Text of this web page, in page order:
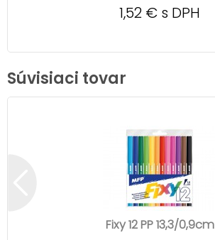
1,52 € s DPH
Súvisiaci tovar
Fixy 12 PP 13,3/0,9cm